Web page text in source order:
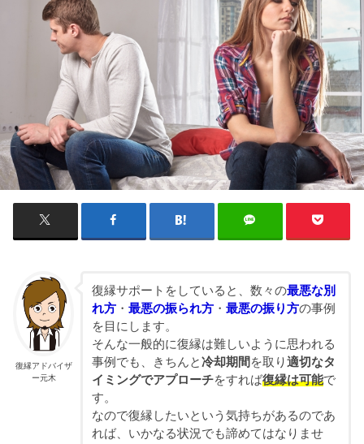
復縁アドバイザ
ー元木
復縁サポートをしていると、数々の最悪な別
れ方・ 最悪の振られ方・ 最悪の振り方の事例
を目にします。
そんな一般的に復縁は難しいように思われる
事例でも、きちんと冷却期間 を取り適切なタ
イミングでアプローチをすれば復縁は可能で
す。
なので復縁したいという気持ちがあるのであ
れば、いかなる状況でも諦めてはなりませ